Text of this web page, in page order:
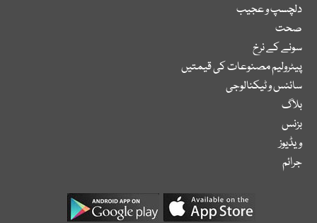
دلچسپ و عجیب
صحت
سونے کے نرخ
پیٹرولیم مصنوعات کی قیمتیں
سائنس و ٹیکنالوجی
بلاگ
بزنس
ویڈیوز
جرائم